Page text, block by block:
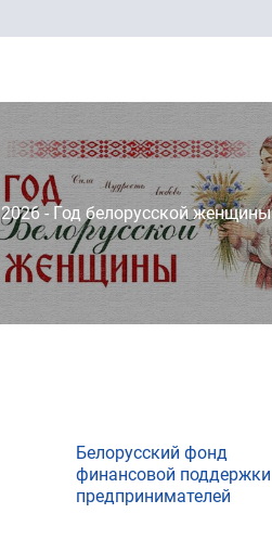
2026 - Год белорусской женщины
Белорусский фонд
финансовой поддержки
предпринимателей